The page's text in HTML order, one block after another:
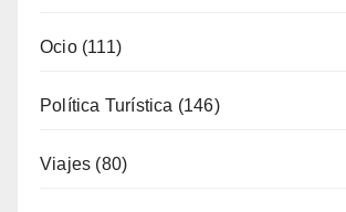
Ocio(111)
Política Turística (146)
Viajes (80)